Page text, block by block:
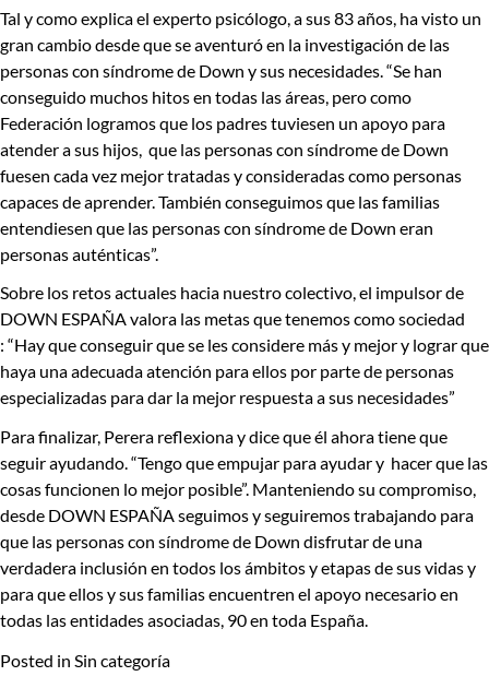
Tal y como explica el experto psicólogo, a sus 83 años, ha visto un
gran cambio desde que se aventuró en la investigación de las
personas con síndrome de Down y sus necesidades.“Se han
conseguido muchos hitos en todas las áreas, pero como
Federación logramos que los padres tuviesen un apoyo para
atender a sus hijos, que las personas con síndrome de Down
fuesen cada vez mejor tratadas y consideradas como personas
capaces de aprender. También conseguimos que las familias
entendiesen que las personas con síndrome de Down eran
personas auténticas”.
Sobre los retosactuales hacia nuestro colectivo, el impulsor de
DOWN ESPAÑA valora las metas que tenemos como sociedad
: “Hay que conseguir que se les considere más y mejor y lograr que
haya una adecuada atención para ellos por parte de personas
especializadas para dar la mejor respuesta a sus necesidades”
Para finalizar, Perera reflexiona y dice que él ahora tiene que
seguir ayudando. “Tengo que empujar para ayudar y hacer que las
cosas funcionen lo mejor posible”. Manteniendo su compromiso,
desde DOWN ESPAÑA seguimos y seguiremos trabajando para
que las personas con síndrome de Down disfrutar de una
verdadera inclusión en todos los ámbitos y etapas de sus vidas y
para que ellos y sus familias encuentren el apoyo necesario en
todas las entidades asociadas, 90 en toda España.
Posted in Sin categoría